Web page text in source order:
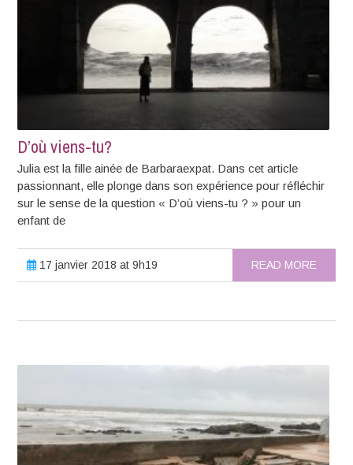
D’où viens-tu?
Julia est la fille ainée de Barbaraexpat. Dans cet article
passionnant, elle plonge dans son expérience pour réfléchir
sur le sense de la question « D’où viens-tu ? » pour un
enfant de
17 janvier 2018 at 9h19 READ MORE